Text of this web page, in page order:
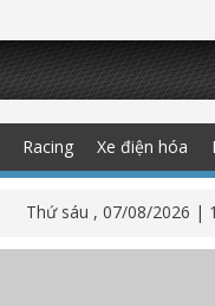
Racing Xe điện hóa
Thứ sáu , 07/08/2026 |